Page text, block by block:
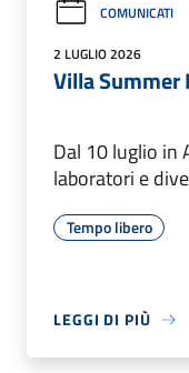
COMUNICATI
2 LUGLIO 2026
Villa Summer
Dal 10 luglio in
laboratori e
Tempo libero
LEGGI DI PIÙ